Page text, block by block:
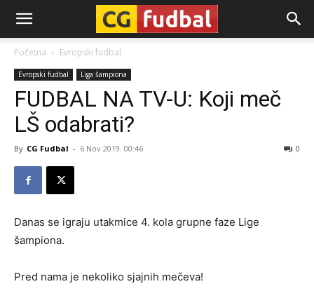
CG-
Fudbal
Početna Evropski fudbal
Evropski fudbal Liga šampiona
FUDBAL NA TV-U: Koji meč
LŠ odabrati?
By CG Fudbal - 6 Nov 2019. 00:46 0
Danas se igraju utakmice 4. kola grupne faze Lige
šampiona.
Pred nama je nekoliko sjajnih mečeva!